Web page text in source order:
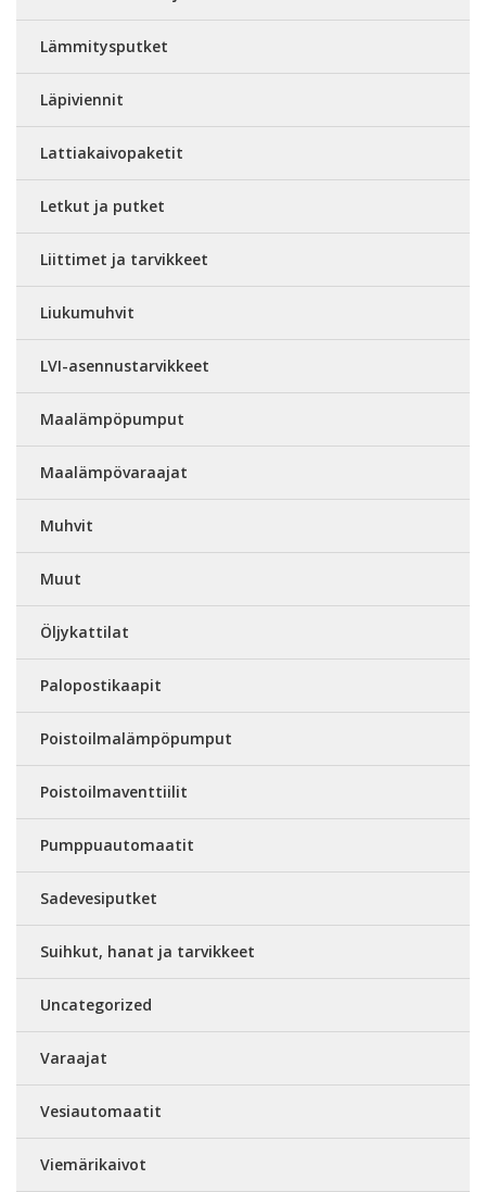
Lämmitysputket
Läpiviennit
Lattiakaivopaketit
Letkut ja putket
Liittimet ja tarvikkeet
Liukumuhvit
LVI-asennustarvikkeet
Maalämpöpumput
Maalämpövaraajat
Muhvit
Muut
Öljykattilat
Palopostikaapit
Poistoilmalämpöpumput
Poistoilmaventtiilit
Pumppuautomaatit
Sadevesiputket
Suihkut, hanat ja tarvikkeet
Uncategorized
Varaajat
Vesiautomaatit
Viemärikaivot